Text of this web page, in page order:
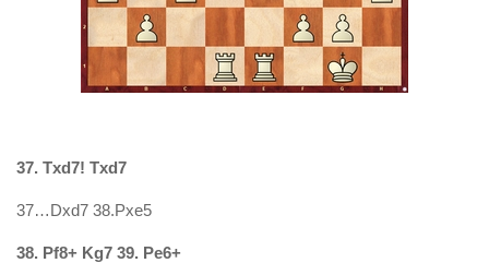
37. Txd7! Txd7
37…Dxd7 38.Pxe5
38. Pf8+ Kg7 39. Pe6+